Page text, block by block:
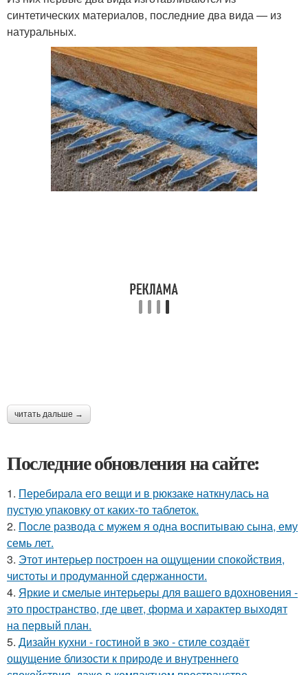
синтетических материалов, последние два вида — из
натуральных.
читать дальше →
Последние обновления на сайте:
1. Перебирала его вещи и в рюкзаке наткнулась на
пустую упаковку от каких-то таблеток.
2. После развода с мужем я одна воспитываю сына, ему
семь лет.
3. Этот интерьер построен на ощущении спокойствия,
чистоты и продуманной сдержанности.
4. Яркие и смелые интерьеры для вашего вдохновения -
это пространство, где цвет, форма и характер выходят
на первый план.
5. Дизайн кухни - гостиной в эко - стиле создаёт
ощущение близости к природе и внутреннего